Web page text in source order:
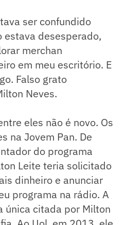
ser confundido
estava desesperado,
merchan
em meu escritório. E
Falso grato
Neves.
eles não é novo. Os
na Jovem Pan. De
do programa
Leite teria solicitado
dinheiro e anunciar
programa na rádio. A
única citada por Milton